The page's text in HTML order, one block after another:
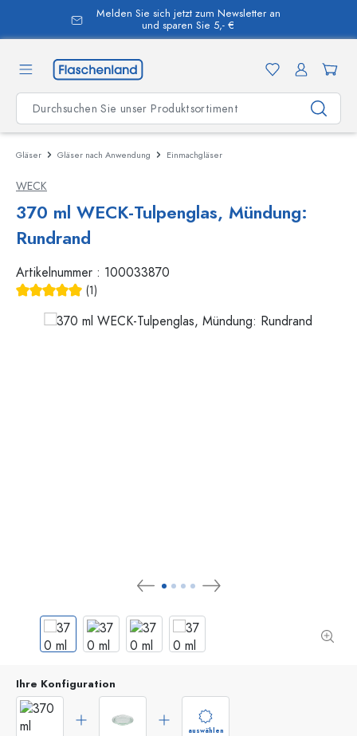
springen
Melden Sie sich jetzt zum Newsletter an
und sparen Sie 5,- €
Gläser Gläser nach Anwendung Einmachgläser
WECK
370 ml WECK-Tulpenglas, Mündung:
Rundrand
Artikelnummer : 100033870
(1)
Ihre Konfiguration
auswählen